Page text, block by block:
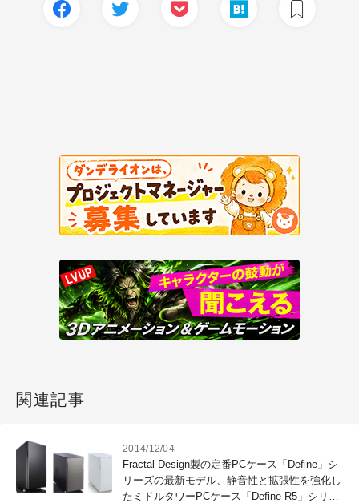
関連記事
2014/12/04
Fractal Design製の定番PCケース「Define」シ
リーズの最新モデル、静音性と拡張性を強化し
たミドルタワーPCケース「Define R5」シリー